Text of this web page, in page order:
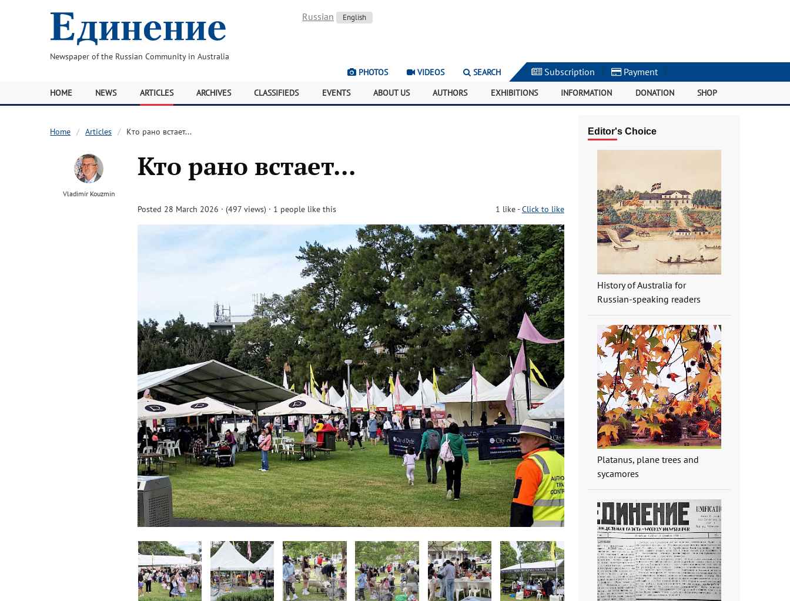
Newspaper of the Russian Community in Australia
Russian English
PHOTOS VIDEOS SEARCH Subscription | Payment |
HOME NEWS ARTICLES ARCHIVES CLASSIFIEDS EVENTS ABOUT US AUTHORS EXHIBITIONS INFORMATION DONATION SHOP
Home Articles Кто рано встает...
Vladimir Kouzmin
Кто рано встает...
Posted 28 March 2026 · (497 views) · 1 people like this 1 like-Click to like
Editor's Choice
History of Australia for
Russian-speaking readers
Platanus, plane trees and
sycamores